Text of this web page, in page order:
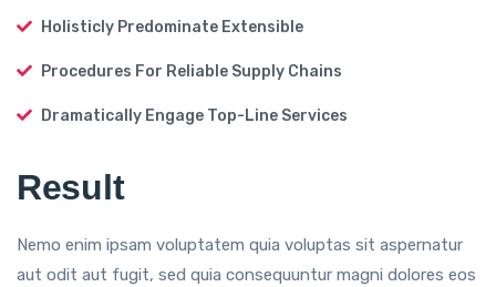
Holisticly Predominate Extensible
Procedures For Reliable Supply Chains
Dramatically Engage Top-Line Services
Result
Nemo enim ipsam voluptatem quia voluptas sit aspernatur
aut odit aut fugit, sed quia consequuntur magni dolores eos